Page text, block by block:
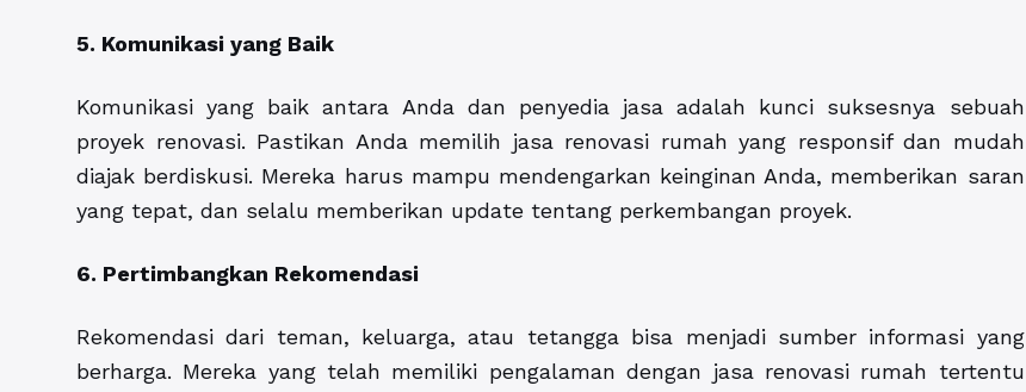
5. Komunikasi yang Baik
Komunikasi yang baik antara Anda dan penyedia jasa adalah kunci suksesnya sebuah
proyek renovasi. Pastikan Anda memilih jasa renovasi rumah yang responsif dan mudah
diajak berdiskusi. Mereka harus mampu mendengarkan keinginan Anda, memberikan saran
yang tepat, dan selalu memberikan update tentang perkembangan proyek.
6. Pertimbangkan Rekomendasi
Rekomendasi dari teman, keluarga, atau tetangga bisa menjadi sumber informasi yang
berharga. Mereka yang telah memiliki pengalaman dengan jasa renovasi rumah tertentu